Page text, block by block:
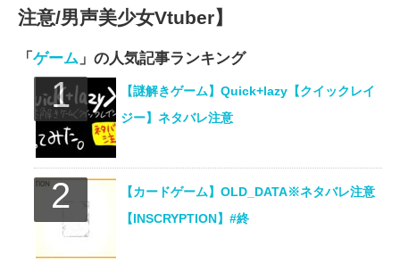
注意/男声美少女Vtuber】
「 ゲーム 」の人気記事ランキング
【謎解きゲーム】Quick+lazy【クイックレイ
ジー】ネタバレ注意
【カードゲーム】OLD_DATA※ネタバレ注意
【INSCRYPTION】#終